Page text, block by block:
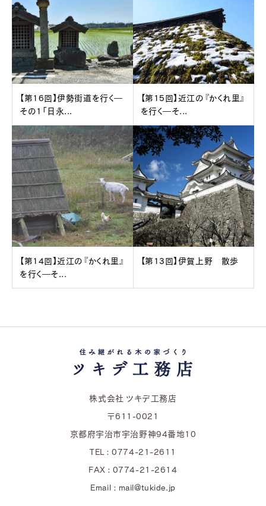
【第16回】伊勢街道を行く―
その1「日永...
【第15回】近江の『かくれ里』
を行く―そ...
【第14回】近江の『かくれ里』
を行く―そ...
【第13回】伊賀上野 散歩
株式会社 ツキデ工務店
〒611-0021
京都府宇治市宇治野神94番地10
TEL : 0774-21-2611
FAX : 0774-21-2614
Email : mail@tukide.jp